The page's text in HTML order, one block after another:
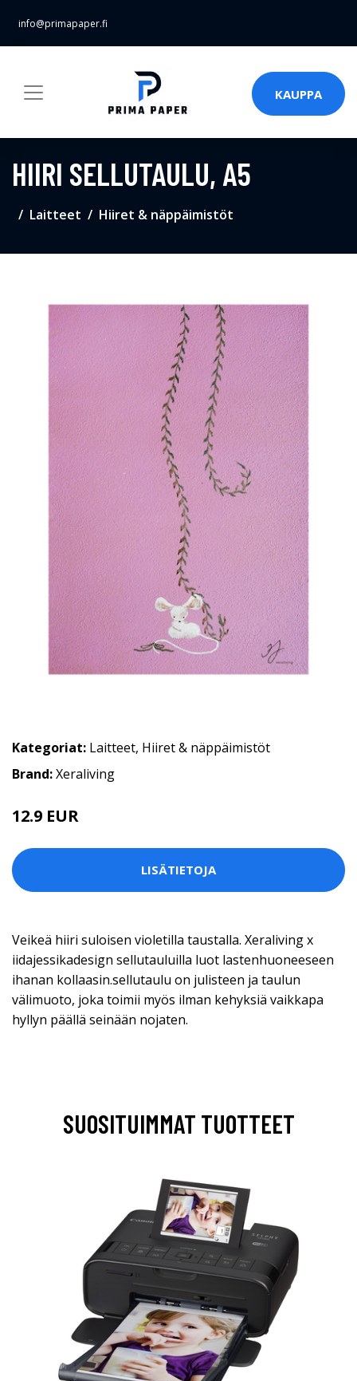
info@primapaper.fi
KAUPPA
HIIRI SELLUTAULU, A5
Laitteet Hiiret & näppäimistöt
Kategoriat: Laitteet, Hiiret & näppäimistöt
Brand:Xeraliving
12.9 EUR
LISÄTIETOJA
Veikeä hiiri suloisen violetilla taustalla. Xeraliving x
iidajessikadesign sellutauluilla luot lastenhuoneeseen
ihanan kollaasin.sellutaulu on julisteen ja taulun
välimuoto, joka toimii myös ilman kehyksiä vaikkapa
hyllyn päällä seinään nojaten.
SUOSITUIMMAT TUOTTEET